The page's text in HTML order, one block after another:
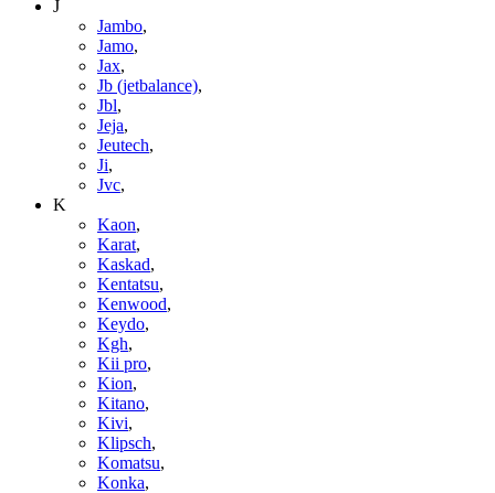
J
Jambo,
Jamo,
Jax,
Jb (jetbalance),
Jbl,
Jeja,
Jeutech,
Ji,
Jvc,
K
Kaon,
Karat,
Kaskad,
Kentatsu,
Kenwood,
Keydo,
Kgh,
Kii pro,
Kion,
Kitano,
Kivi,
Klipsch,
Komatsu,
Konka,